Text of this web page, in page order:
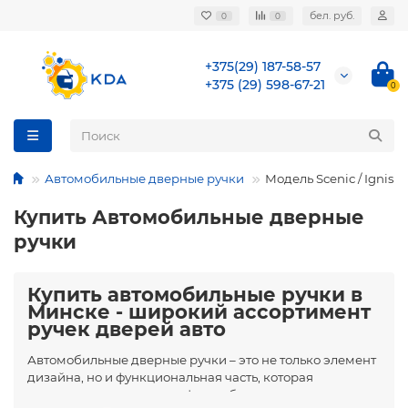
0 0 бел. руб.
+375(29) 187-58-57
+375 (29) 598-67-21
0
Автомобильные дверные ручки Модель Scenic / Ignis
Купить Автомобильные дверные
ручки
Купить автомобильные ручки в
Минске - широкий ассортимент
ручек дверей авто
Автомобильные дверные ручки – это не только элемент
дизайна, но и функциональная часть, которая
напрямую влияет на комфорт и безопасность